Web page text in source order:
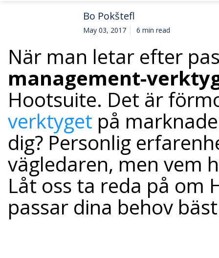
Bo Pokštefl
May 03, 2017 6 min read
När man letar efter
management-
Hootsuite. Det är
verktyget på
dig? Personlig
vägledaren, men vem
Låt oss ta reda på om
passar dina behov